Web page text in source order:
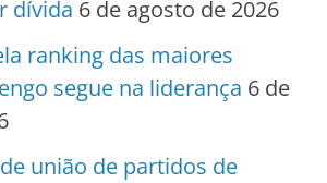
dívida 6 de agosto de 2026
ranking das maiores
segue na liderança 6 de
união de partidos de